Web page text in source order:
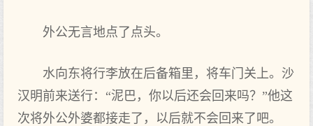
外公无言地点了点头。
水向东将行李放在后备箱里，将车门关上。沙
汉明前来送行：“泥巴，你以后还会回来吗？”他这
次将外公外婆都接走了，以后就不会回来了吧。